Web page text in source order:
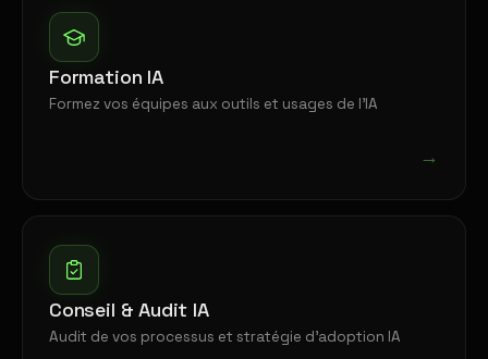
Formation IA
Formez vos équipes aux outils et usages de l'IA
→
Conseil & Audit IA
Audit de vos processus et stratégie d'adoption IA